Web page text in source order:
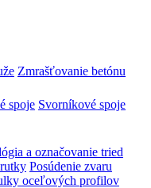
Zmrašťovanie betónu
spoje Svorníkové spoje
a označovanie tried
Posúdenie zvaru
oceľových profilov